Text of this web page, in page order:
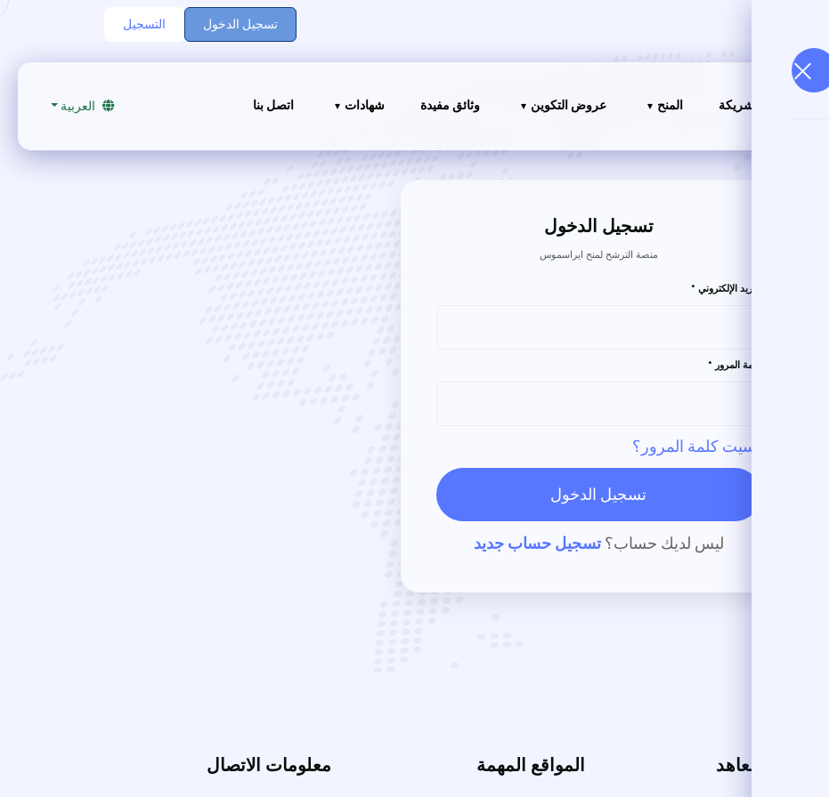
تسجيل الدخول التسجيل
الجامعات الشريكة المنح عروض التكوين وثائق مفيدة شهادات اتصل بنا العربية
تسجيل الدخول
منصة الترشح لمنح ايراسموس
البريد الإلكتروني *
كلمة المرور *
نسيت كلمة المرور؟
تسجيل الدخول
ليس لديك حساب؟تسجيل حساب جديد
الكليات والمعاهد المواقع المهمة معلومات الاتصال